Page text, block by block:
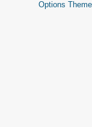
Options Theme